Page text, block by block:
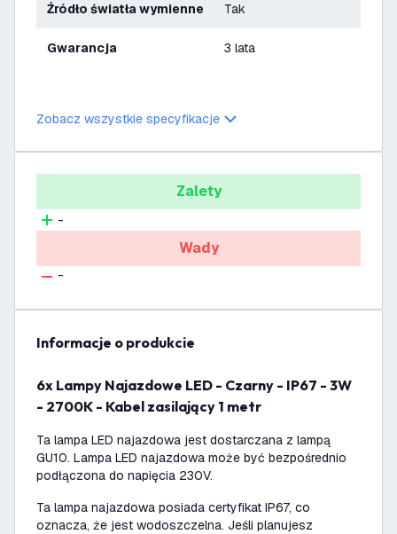
Źródło światła wymienne Tak
Gwarancja 3 lata
Zobacz wszystkie specyfikacje
Zalety
-
Wady
-
informacje o produkcie
6x Lampy Najazdowe LED - Czarny - IP67 - 3W
- 2700K - Kabel zasilający 1 metr
Ta lampa LED najazdowa jest dostarczana z lampą
GU10. Lampa LED najazdowa może być bezpośrednio
podłączona do napięcia 230V.
Ta lampa najazdowa posiada certyfikat IP67, co
oznacza, że jest wodoszczelna. Jeśli planujesz